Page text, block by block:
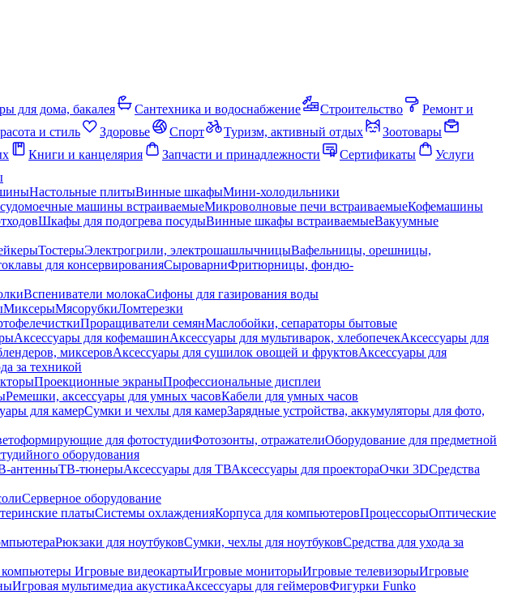
для дома, бакалея Сантехника и водоснабжение Строительство
Ремонт и
и стиль Здоровье Спорт Туризм, активный отдых
Зоотовары
Книги и канцелярия Запчасти и принадлежности Сертификаты
Услуги
Настольные плитыВинные шкафыМини-холодильники
машины встраиваемыеМикроволновые печи встраиваемыеКофемашины
Шкафы для подогрева посудыВинные шкафы встраиваемыеВакуумные
ТостерыЭлектрогрили, электрошашлычницыВафельницы, орешницы,
для консервированияСыроварниФритюрницы, фондю-
Вспениватели молокаСифоны для газирования воды
МиксерыМясорубкиЛомтерезки
Проращиватели семянМаслобойки, сепараторы бытовые
Аксессуары для кофемашинАксессуары для мультиварок, хлебопечекАксессуары для
миксеровАксессуары для сушилок овощей и фруктовАксессуары для
за техникой
Проекционные экраныПрофессиональные дисплеи
Ремешки, аксессуары для умных часовКабели для умных часов
для камерСумки и чехлы для камерЗарядные устройства, аккумуляторы для фото,
для фотостудииФотозонты, отражателиОборудование для предметной
оборудования
антенныТВ-тюнерыАксессуары для ТВАксессуары для проектораОчки 3DСредства
Серверное оборудование
платыСистемы охлажденияКорпуса для компьютеровПроцессорыОптические
Рюкзаки для ноутбуковСумки, чехлы для ноутбуковСредства для ухода за
Игровые видеокартыИгровые мониторыИгровые телевизорыИгровые
Игровая мультимедиа акустикаАксессуары для геймеровФигурки Funko